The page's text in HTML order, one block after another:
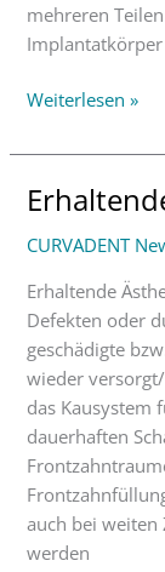
mehreren
Weiterlesen »
CURVADENT
Erhaltende
Defekten oder
geschädigte
wieder
das Kausystem
dauerhaften
auch bei weiten
werden
Erhaltende
–
Teil
4